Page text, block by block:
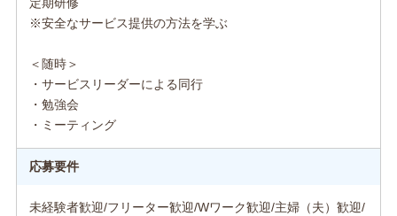
※安全なサービス提供の方法を学ぶ
＜随時＞
・サービスリーダーによる同行
・勉強会
・ミーティング
応募要件
未経験者歓迎/フリーター歓迎/Wワーク歓迎/主婦（夫）歓迎/